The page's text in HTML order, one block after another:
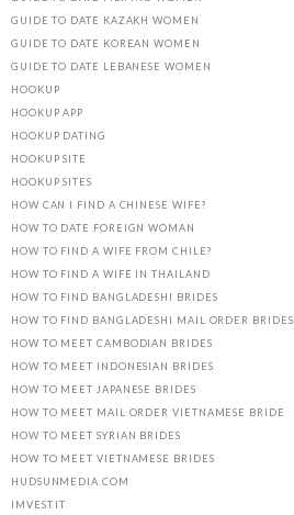
GUIDE TO DATE KAZAKH WOMEN
GUIDE TO DATE KOREAN WOMEN
GUIDE TO DATE LEBANESE WOMEN
HOOKUP
HOOKUP APP
HOOKUP DATING
HOOKUP SITE
HOOKUP SITES
HOW CAN I FIND A CHINESE WIFE?
HOW TO DATE FOREIGN WOMAN
HOW TO FIND A WIFE FROM CHILE?
HOW TO FIND A WIFE IN THAILAND
HOW TO FIND BANGLADESHI BRIDES
HOW TO FIND BANGLADESHI MAIL ORDER BRIDES
HOW TO MEET CAMBODIAN BRIDES
HOW TO MEET INDONESIAN BRIDES
HOW TO MEET JAPANESE BRIDES
HOW TO MEET MAIL ORDER VIETNAMESE BRIDE
HOW TO MEET SYRIAN BRIDES
HOW TO MEET VIETNAMESE BRIDES
HUDSUNMEDIA.COM
IMVEST.IT